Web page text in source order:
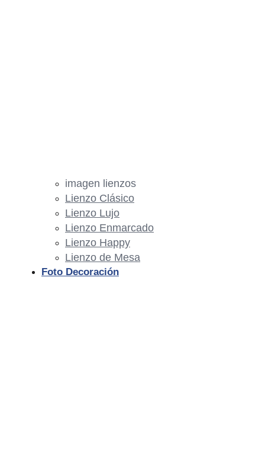
imagen lienzos
Lienzo Clásico
Lienzo Lujo
Lienzo Enmarcado
Lienzo Happy
Lienzo de Mesa
Foto Decoración